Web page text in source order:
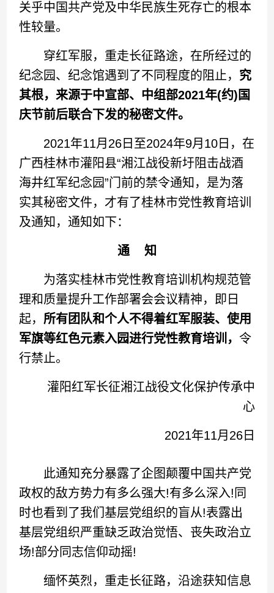
关乎中国共产党及中华民族生死存亡的根本
性较量。
穿红军服，重走长征路途，在所经过的
纪念园、纪念馆遇到了不同程度的阻止， 究
其根，来源于中宣部、中组部2021年(约)国
庆节前后联合下发的秘密文件。
2021年11月26日至2024年9月10日，在
广西桂林市灌阳县“湘江战役新圩阻击战酒
海井红军纪念园”门前的禁令通知，是为落
实其秘密文件，才有了桂林市党性教育培训
及通知，通知如下：
通 知
为落实桂林市党性教育培训机构规范管
理和质量提升工作部署会会议精神，即日
起， 所有团队和个人不得着红军服装、使用
军旗等红色元素入园进行党性教育培训， 令
行禁止。
灌阳红军长征湘江战役文化保护传承中
心
2021年11月26日
此通知充分暴露了企图颠覆中国共产党
政权的敌方势力有多么强大!有多么深入!同
时也看到了我们基层党组织的盲从!表露出
基层党组织严重缺乏政治觉悟、丧失政治立
场!部分同志信仰动摇!
缅怀英烈，重走长征路，沿途获知信息